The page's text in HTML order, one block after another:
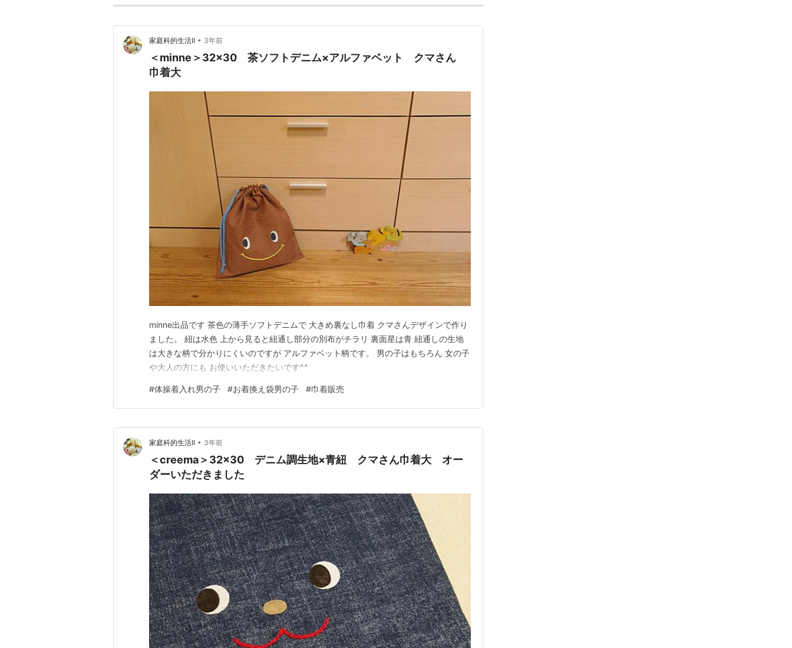
家庭科的生活Ⅱ • 3年前
＜minne＞32×30 茶ソフトデニム×アルファベット クマさん
巾着大
minne出品です 茶色の薄手ソフトデニムで 大きめ裏なし巾着 クマさんデザインで作り
ました。 紐は水色 上から見ると紐通し部分の別布がチラリ 裏面星は青 紐通しの生地
は大きな柄で分かりにくいのですが アルファベット柄です。 男の子はもちろん 女の子
や大人の方にも お使いいただきたいです^^
#体操着入れ男の子 #お着換え袋男の子 #巾着販売
家庭科的生活Ⅱ • 3年前
＜creema＞32×30 デニム調生地×青紐 クマさん巾着大 オー
ダーいただきました